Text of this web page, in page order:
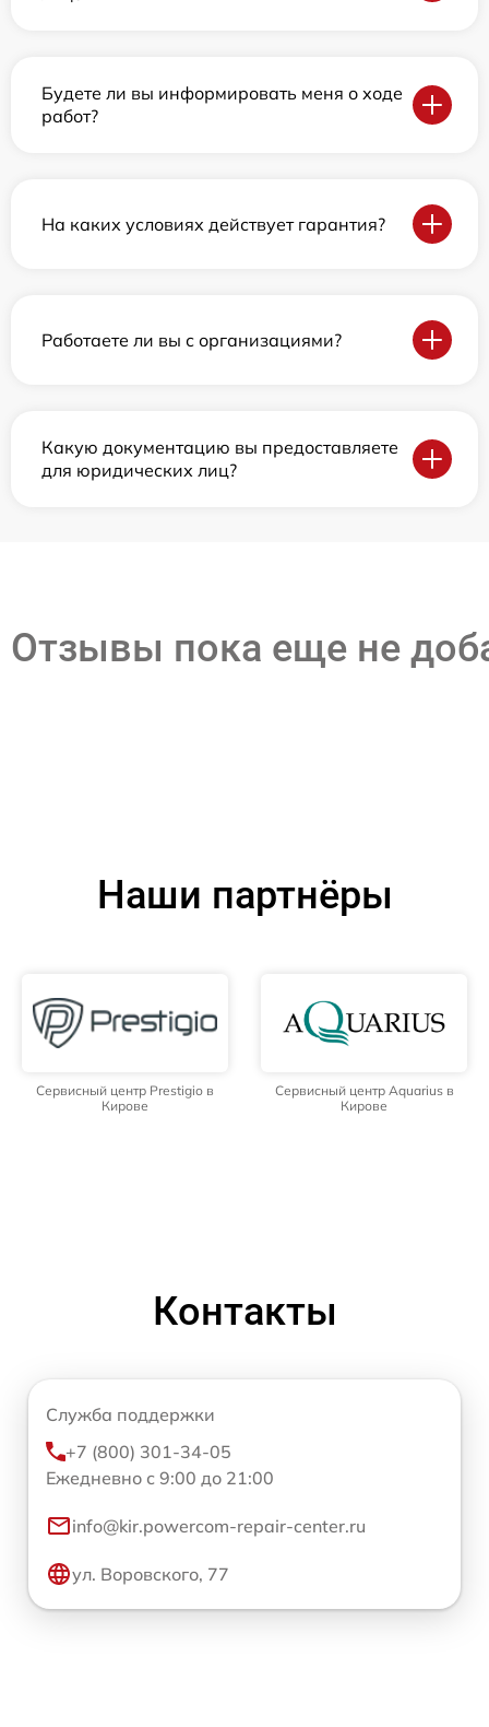
Будете ли вы информировать меня о ходе
работ?
На каких условиях действует гарантия?
Работаете ли вы с организациями?
Какую документацию вы предоставляете
для юридических лиц?
Отзывы пока еще не
Наши партнёры
Сервисный центр Prestigio в
Кирове
Сервисный центр Aquarius в
Кирове
Контакты
Служба поддержки
+7 (800) 301-34-05
Ежедневно с 9:00 до 21:00
info@kir.powercom-repair-center.ru
ул. Воровского, 77